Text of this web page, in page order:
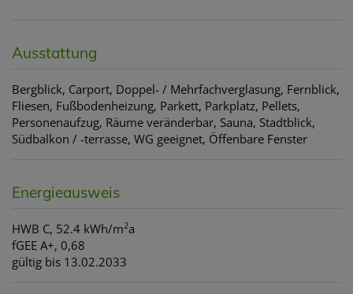
Ausstattung
Bergblick Carport Doppel- / Mehrfachverglasung Fernblick
Fliesen Fußbodenheizung Parkett Parkplatz Pellets
Personenaufzug Räume veränderbar Sauna Stadtblick
Südbalkon / -terrasse WG geeignet Öffenbare Fenster
Energieausweis
HWB C, 52.4 kWh/m2a
fGEE A+, 0,68
gültig bis 13.02.2033